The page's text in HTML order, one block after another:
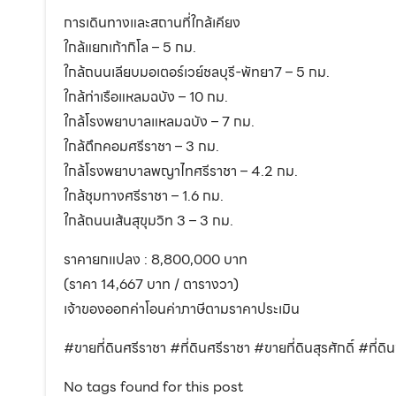
การเดินทางและสถานที่ใกล้เคียง
ใกล้แยกเก้ากิโล – 5 กม.
ใกล้ถนนเลียบมอเตอร์เวย์ชลบุรี-พัทยา7 – 5 กม.
ใกล้ท่าเรือแหลมฉบัง – 10 กม.
ใกล้โรงพยาบาลแหลมฉบัง – 7 กม.
ใกล้ตึกคอมศรีราชา – 3 กม.
ใกล้โรงพยาบาลพญาไทศรีราชา – 4.2 กม.
ใกล้ชุมทางศรีราชา – 1.6 กม.
ใกล้ถนนเส้นสุขุมวิท 3 – 3 กม.
ราคายกแปลง : 8,800,000 บาท
(ราคา 14,667 บาท / ตารางวา)
เจ้าของออกค่าโอนค่าภาษีตามราคาประเมิน
#ขายที่ดินศรีราชา #ที่ดินศรีราชา #ขายที่ดินสุรศักดิ์ #ที่
No tags found for this post